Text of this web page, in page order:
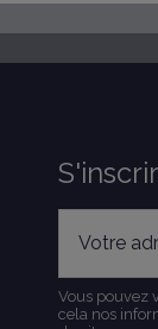
Vous pouvez
cela nos